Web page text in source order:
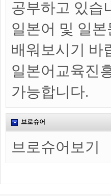
공부하고 있습
일본어 및 일
배워보시기 바
일본어교육진
가능합니다.
브로슈어
브로슈어보기